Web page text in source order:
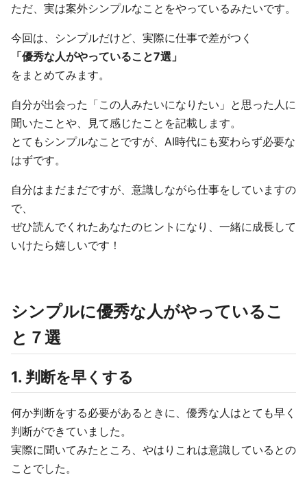
ただ、実は案外シンプルなことをやっているみたいです。
今回は、シンプルだけど、実際に仕事で差がつく
「優秀な人がやっていること7選」
をまとめてみます。
自分が出会った「この人みたいになりたい」と思った人に
聞いたことや、見て感じたことを記載します。
とてもシンプルなことですが、AI時代にも変わらず必要な
はずです。
自分はまだまだですが、意識しながら仕事をしていますの
で、
ぜひ読んでくれたあなたのヒントになり、一緒に成長して
いけたら嬉しいです！
シンプルに優秀な人がやっているこ
と７選
1. 判断を早くする
何か判断をする必要があるときに、優秀な人はとても早く
判断ができていました。
実際に聞いてみたところ、やはりこれは意識しているとの
ことでした。